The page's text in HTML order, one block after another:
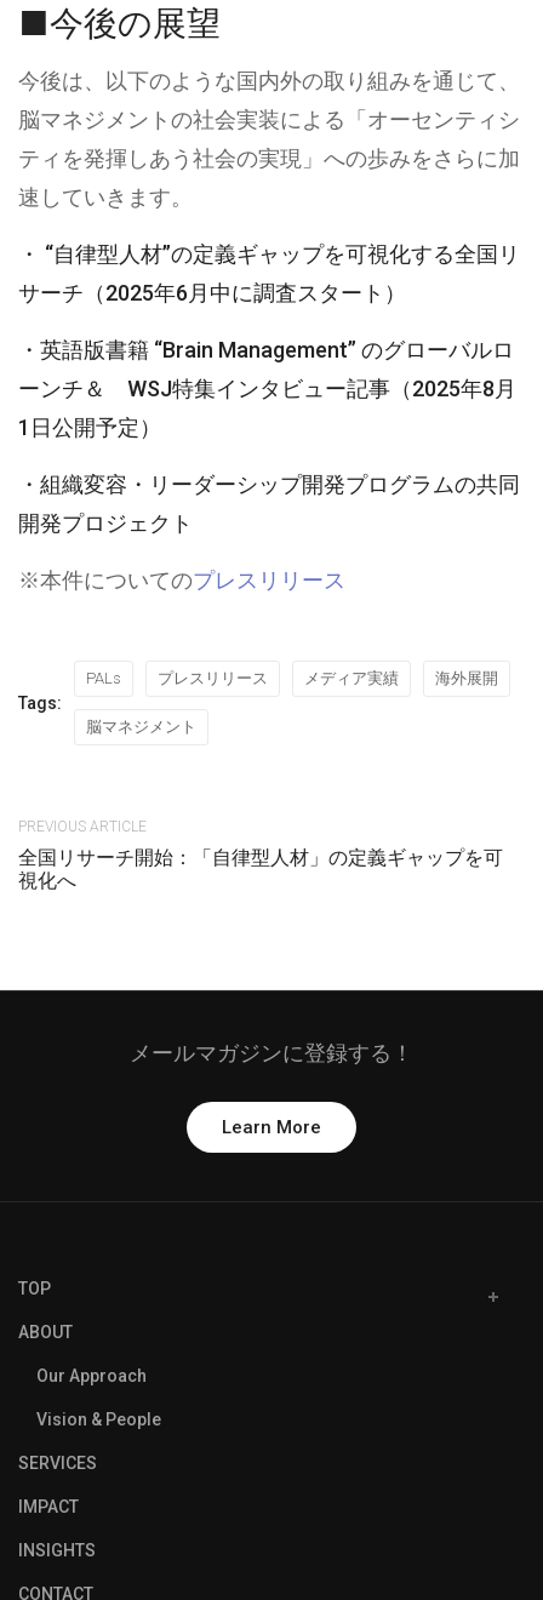
■今後の展望
今後は、以下のような国内外の取り組みを通じて、
脳マネジメントの社会実装による「オーセンティシ
ティを発揮しあう社会の実現」への歩みをさらに加
速していきます。
・ “自律型人材”の定義ギャップを可視化する全国リ
サーチ（2025年6月中に調査スタート）
・英語版書籍 “Brain Management” のグローバルロ
ーンチ＆ WSJ特集インタビュー記事（2025年8月
1日公開予定）
・組織変容・リーダーシップ開発プログラムの共同
開発プロジェクト
※本件についてのプレスリリース
Tags:
PALs プレスリリース メディア実績 海外展開
脳マネジメント
PREVIOUS ARTICLE
全国リサーチ開始：「自律型人材」の定義ギャップを可
視化へ
メールマガジンに登録する！
Learn More
TOP
ABOUT
Our Approach
Vision & People
SERVICES
IMPACT
INSIGHTS
CONTACT